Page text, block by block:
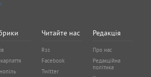
Читайте нас
Rss
Facebook
Twitter
Редакція
Про нас
Редакційна
політика